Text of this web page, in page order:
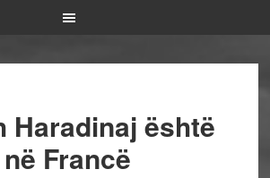
Haradinaj është
Francë